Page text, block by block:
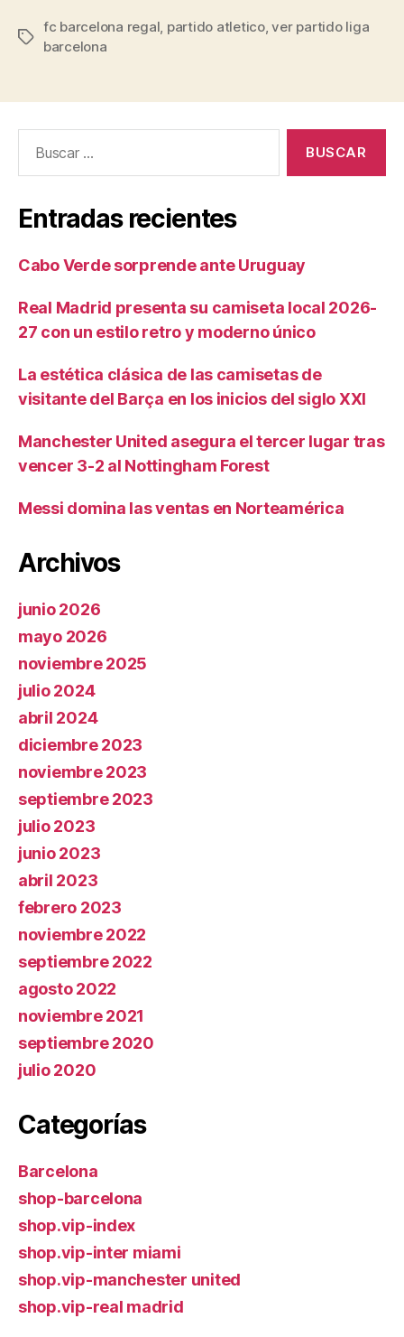
Etiquetas
fc barcelona regal partido atletico,ver partido liga
barcelona
Entradas recientes
Cabo Verde sorprende ante Uruguay
Real Madrid presenta su camiseta local 2026-
27 con un estilo retro y moderno único
La estética clásica de las camisetas de
visitante del Barça en los inicios del siglo XXI
Manchester United asegura el tercer lugar tras
vencer 3-2 al Nottingham Forest
Messi domina las ventas en Norteamérica
Archivos
junio 2026
mayo 2026
noviembre 2025
julio 2024
abril 2024
diciembre 2023
noviembre 2023
septiembre 2023
julio 2023
junio 2023
abril 2023
febrero 2023
noviembre 2022
septiembre 2022
agosto 2022
noviembre 2021
septiembre 2020
julio 2020
Categorías
Barcelona
shop-barcelona
shop.vip-index
shop.vip-inter miami
shop.vip-manchester united
shop.vip-real madrid